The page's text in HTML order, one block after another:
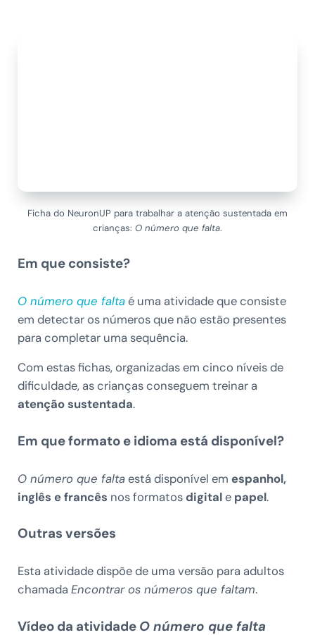
Ficha do NeuronUP para trabalhar a atenção sustentada em
crianças: O número que falta.
Em que consiste?
O número que faltaé uma atividade que consiste
em detectar os números que não estão presentes
para completar uma sequência.
Com estas fichas, organizadas em cinco níveis de
dificuldade, as crianças conseguem treinar a
atenção sustentada.
Em que formato e idioma está disponível?
O número que faltaestá disponível em espanhol,
inglês e francês nos formatos digitale papel.
Outras versões
Esta atividade dispõe de uma versão para adultos
chamada Encontrar os números que faltam.
Vídeo da atividade O número que falta